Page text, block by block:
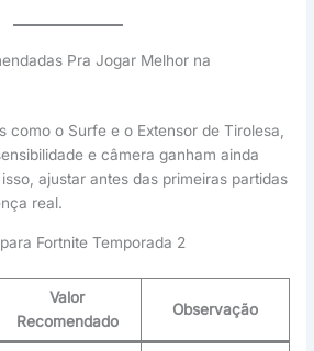
Pra Jogar Melhor na
como o Surfe e o Extensor de Tirolesa,
e câmera ganham ainda
ajustar antes das primeiras partidas
real.
Fortnite Temporada 2
Valor
Recomendado
Observação